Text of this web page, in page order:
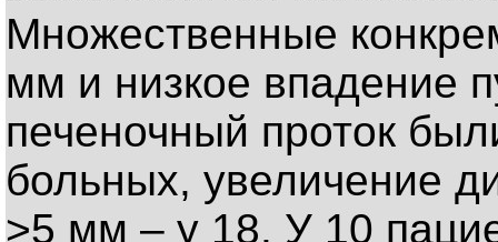
Множественные
мм и низкое впадение
печеночный проток
больных, увеличение
>5 мм – у 18. У 10